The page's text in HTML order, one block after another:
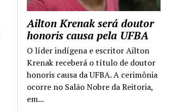
Ailton Krenak será doutor
honoris causa pela UFBA
O líder indígena e escritor Ailton
Krenak receberá o título de doutor
honoris causa da UFBA. A cerimônia
ocorre no Salão Nobre da Reitoria,
em...